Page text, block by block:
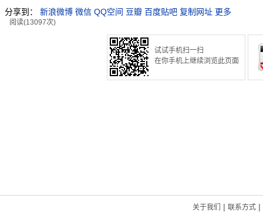
分享到： 新浪微博 微信 QQ空间 豆瓣 百度贴吧 复制网址 更多
阅读(13097次)
试试手机扫一扫
在你手机上继续浏览此页面
关于我们 | 联系方式|